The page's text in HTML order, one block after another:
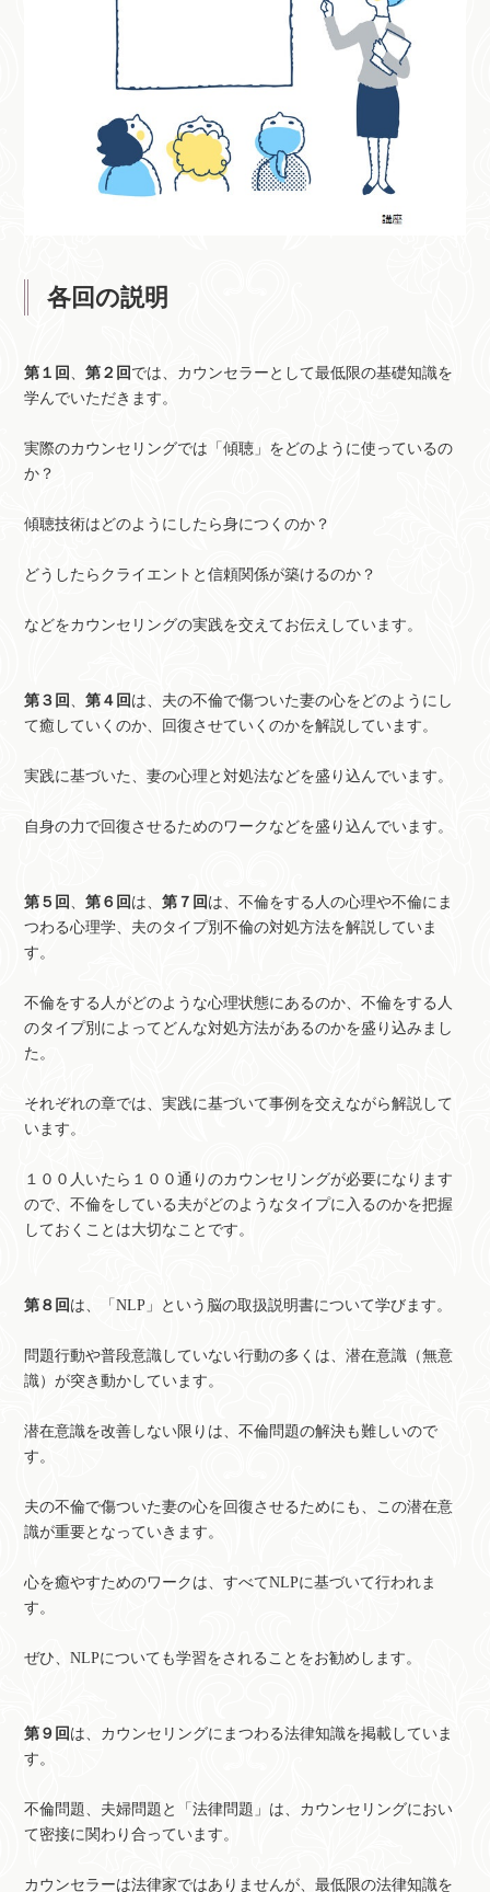
各回の説明
第１回 、第２回 では、カウンセラーとして最低限の基礎知識を
学んでいただきます。
実際のカウンセリングでは「傾聴」をどのように使っているの
か？
傾聴技術はどのようにしたら身につくのか？
どうしたらクライエントと信頼関係が築けるのか？
などをカウンセリングの実践を交えてお伝えしています。
第３回 、第４回 は、夫の不倫で傷ついた妻の心をどのようにし
て癒していくのか、回復させていくのかを解説しています。
実践に基づいた、妻の心理と対処法などを盛り込んでいます。
自身の力で回復させるためのワークなどを盛り込んでいます。
第５回 、第６回 は、第７回 は、不倫をする人の心理や不倫にま
つわる心理学、夫のタイプ別不倫の対処方法を解説していま
す。
不倫をする人がどのような心理状態にあるのか、不倫をする人
のタイプ別によってどんな対処方法があるのかを盛り込みまし
た。
それぞれの章では、実践に基づいて事例を交えながら解説して
います。
１００人いたら１００通りのカウンセリングが必要になります
ので、不倫をしている夫がどのようなタイプに入るのかを把握
しておくことは大切なことです。
第８回 は、「NLP」という脳の取扱説明書について学びます。
問題行動や普段意識していない行動の多くは、潜在意識（無意
識）が突き動かしています。
潜在意識を改善しない限りは、不倫問題の解決も難しいので
す。
夫の不倫で傷ついた妻の心を回復させるためにも、この潜在意
識が重要となっていきます。
心を癒やすためのワークは、すべてNLPに基づいて行われま
す。
ぜひ、NLPについても学習をされることをお勧めします。
第９回 は、カウンセリングにまつわる法律知識を掲載していま
す。
不倫問題、夫婦問題と「法律問題」は、カウンセリングにおい
て密接に関わり合っています。
カウンセラーは法律家ではありませんが、最低限の法律知識を